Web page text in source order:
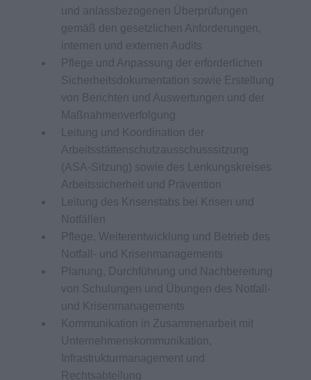
und anlassbezogenen Überprüfungen
gemäß den gesetzlichen Anforderungen,
internen und externen Audits
Pflege und Anpassung der erforderlichen
Sicherheitsdokumentation sowie Erstellung
von Berichten und Auswertungen und der
Maßnahmenverfolgung
Leitung und Koordination der
Arbeitsstättenschutzausschusssitzung
(ASA-Sitzung) sowie des Lenkungskreises
Arbeitssicherheit und Prävention
Leitung des Krisenstabs bei Krisen und
Notfällen
Pflege, Weiterentwicklung und Betrieb des
Notfall- und Krisenmanagements
Planung, Durchführung und Nachbereitung
von Schulungen und Übungen des Notfall-
und Krisenmanagements
Kommunikation in Zusammenarbeit mit
Unternehmenskommunikation,
Infrastrukturmanagement und
Rechtsabteilung